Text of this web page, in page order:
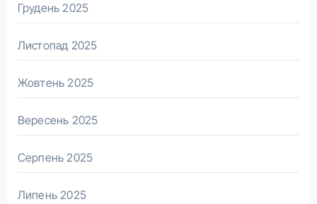
Грудень 2025
Листопад 2025
Жовтень 2025
Вересень 2025
Серпень 2025
Липень 2025